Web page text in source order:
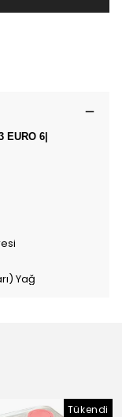
EURO 6|
Yağ
Tükendi